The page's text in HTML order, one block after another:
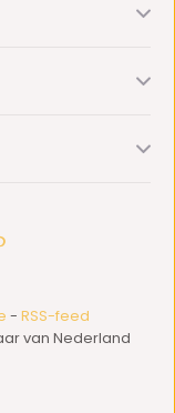
- RSS-feed
van Nederland